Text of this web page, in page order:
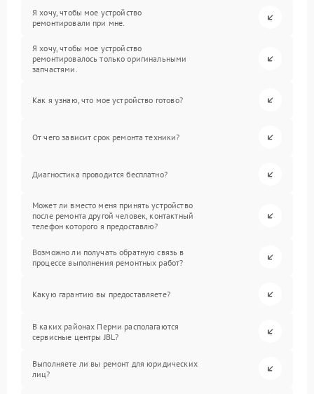
Я хочу, чтобы мое устройство
ремонтировали при мне.
Я хочу, чтобы мое устройство
ремонтировалось только оригинальными
запчастями.
Как я узнаю, что мое устройство готово?
От чего зависит срок ремонта техники?
Диагностика проводится бесплатно?
Может ли вместо меня принять устройство
после ремонта другой человек, контактный
телефон которого я предоставлю?
Возможно ли получать обратную связь в
процессе выполнения ремонтных работ?
Какую гарантию вы предоставляете?
В каких районах Перми располагаются
сервисные центры JBL?
Выполняете ли вы ремонт для юридических
лиц?